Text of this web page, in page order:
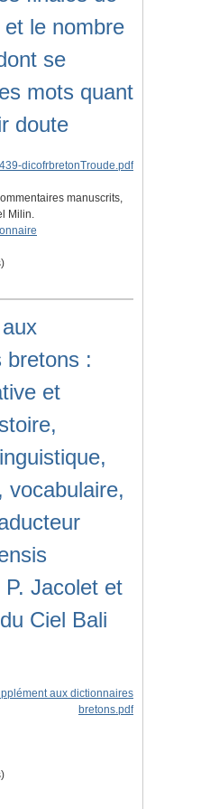
le nombre
se
mots quant
doute
manuscrits,
Milin.
bretons :
et
vocabulaire,
Jacolet et
Ciel Bali